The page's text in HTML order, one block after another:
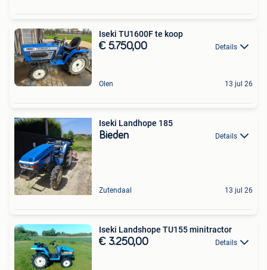
Iseki TU1600F te koop
€ 5.750,00 Details
Olen 13 jul 26
Iseki Landhope 185
Bieden Details
Zutendaal 13 jul 26
Iseki Landshope TU155 minitractor
€ 3.250,00 Details